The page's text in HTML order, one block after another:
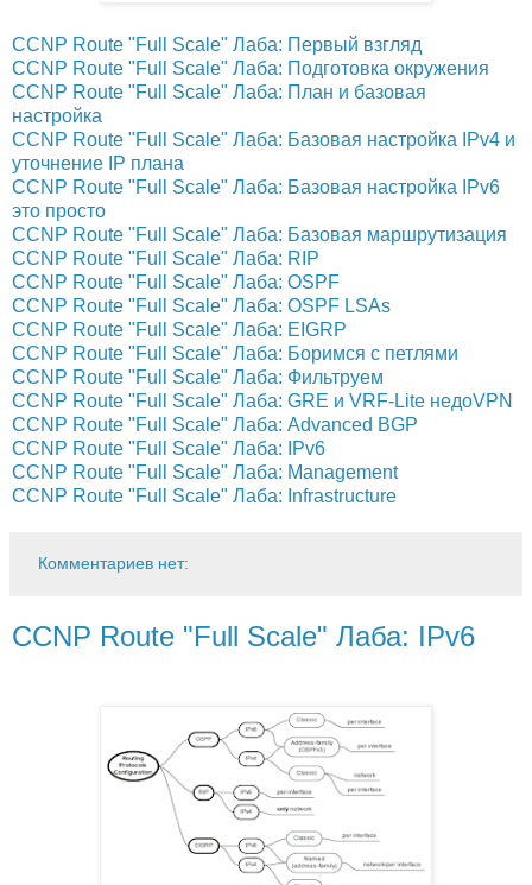
CCNP Route "Full Scale" Лаба: Первый взгляд
CCNP Route "Full Scale" Лаба: Подготовка окружения
CCNP Route "Full Scale" Лаба: План и базовая
настройка
CCNP Route "Full Scale" Лаба: Базовая настройка IPv4 и
уточнение IP плана
CCNP Route "Full Scale" Лаба: Базовая настройка IPv6
это просто
CCNP Route "Full Scale" Лаба: Базовая маршрутизация
CCNP Route "Full Scale" Лаба: RIP
CCNP Route "Full Scale" Лаба: OSPF
CCNP Route "Full Scale" Лаба: OSPF LSAs
CCNP Route "Full Scale" Лаба: EIGRP
CCNP Route "Full Scale" Лаба: Боримся с петлями
CCNP Route "Full Scale" Лаба: Фильтруем
CCNP Route "Full Scale" Лаба: GRE и VRF-Lite недоVPN
CCNP Route "Full Scale" Лаба: Advanced BGP
CCNP Route "Full Scale" Лаба: IPv6
CCNP Route "Full Scale" Лаба: Management
CCNP Route "Full Scale" Лаба: Infrastructure
Комментариев нет:
CCNP Route "Full Scale" Лаба: IPv6